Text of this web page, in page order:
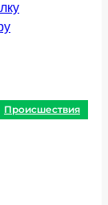
Происшествия